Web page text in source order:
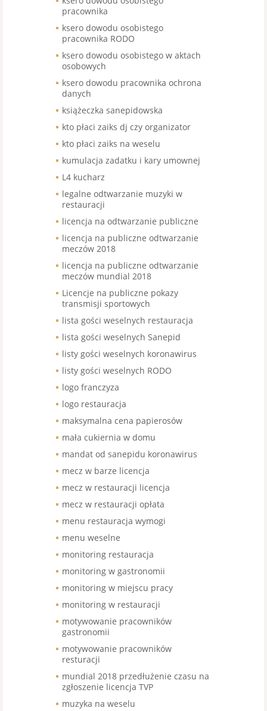
pracownika
ksero dowodu osobistego
pracownika RODO
ksero dowodu osobistego w aktach
osobowych
ksero dowodu pracownika ochrona
danych
książeczka sanepidowska
kto płaci zaiks dj czy organizator
kto płaci zaiks na weselu
kumulacja zadatku i kary umownej
L4 kucharz
legalne odtwarzanie muzyki w
restauracji
licencja na odtwarzanie publiczne
licencja na publiczne odtwarzanie
meczów 2018
licencja na publiczne odtwarzanie
meczów mundial 2018
Licencje na publiczne pokazy
transmisji sportowych
lista gości weselnych restauracja
lista gości weselnych Sanepid
listy gości weselnych koronawirus
listy gości weselnych RODO
logo franczyza
logo restauracja
maksymalna cena papierosów
mała cukiernia w domu
mandat od sanepidu koronawirus
mecz w barze licencja
mecz w restauracji licencja
mecz w restauracji opłata
menu restauracja wymogi
menu weselne
monitoring restauracja
monitoring w gastronomii
monitoring w miejscu pracy
monitoring w restauracji
motywowanie pracowników
gastronomii
motywowanie pracowników
resturacji
mundial 2018 przedłużenie czasu na
zgłoszenie licencja TVP
muzyka na weselu